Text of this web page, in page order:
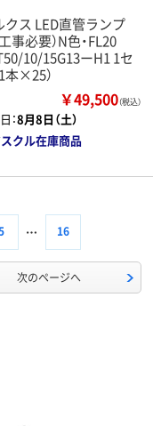
クス LED直管ランプ
事必要）N色・FL20
10/15G13ーH1 1セ
本×25）
￥49,500（税込）
：8月8日（土）
クル在庫商品
16
次のページへ